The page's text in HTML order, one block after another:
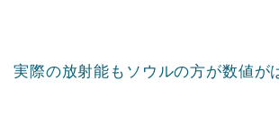
実際の放射能もソウルの方が数値が